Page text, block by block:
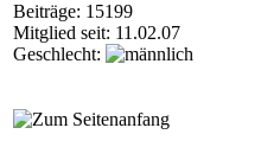
Beiträge: 15199
Mitglied seit: 11.02.07
Geschlecht: